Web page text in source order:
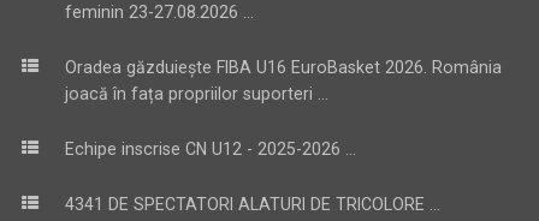
feminin 23-27.08.2026 ...
Oradea găzduiește FIBA U16 EuroBasket 2026. România
joacă în fața propriilor suporteri ...
Echipe inscrise CN U12 - 2025-2026 ...
4341 DE SPECTATORI ALATURI DE TRICOLORE ...